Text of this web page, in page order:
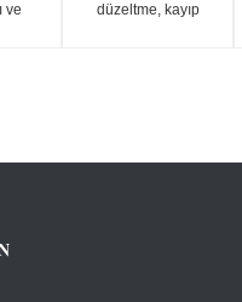
ve
düzeltme, kayıp